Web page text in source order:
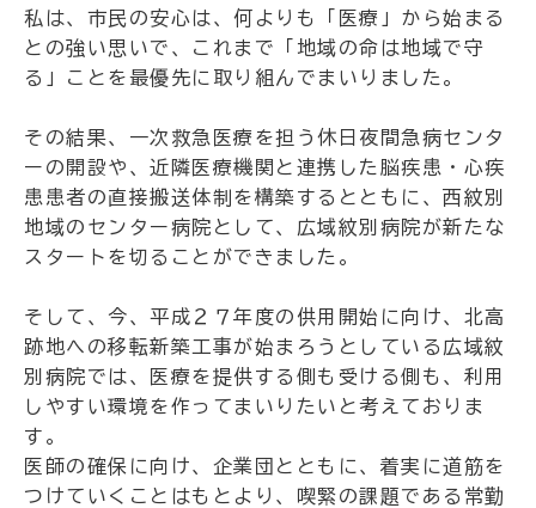
私は、市民の安心は、何よりも「医療」から始まる
との強い思いで、これまで「地域の命は地域で守
る」ことを最優先に取り組んでまいりました。
その結果、一次救急医療を担う休日夜間急病センタ
ーの開設や、近隣医療機関と連携した脳疾患・心疾
患患者の直接搬送体制を構築するとともに、西紋別
地域のセンター病院として、広域紋別病院が新たな
スタートを切ることができました。
そして、今、平成２７年度の供用開始に向け、北高
跡地への移転新築工事が始まろうとしている広域紋
別病院では、医療を提供する側も受ける側も、利用
しやすい環境を作ってまいりたいと考えておりま
す。
医師の確保に向け、企業団とともに、着実に道筋を
つけていくことはもとより、喫緊の課題である常勤